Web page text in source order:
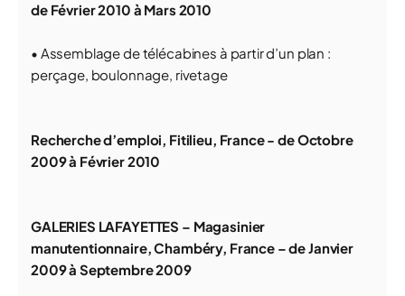
de Février 2010 à Mars 2010
• Assemblage de télécabines à partir d’un plan :
perçage, boulonnage, rivetage
Recherche d’emploi, Fitilieu, France - de Octobre
2009 à Février 2010
GALERIES LAFAYETTES – Magasinier
manutentionnaire, Chambéry, France – de Janvier
2009 à Septembre 2009